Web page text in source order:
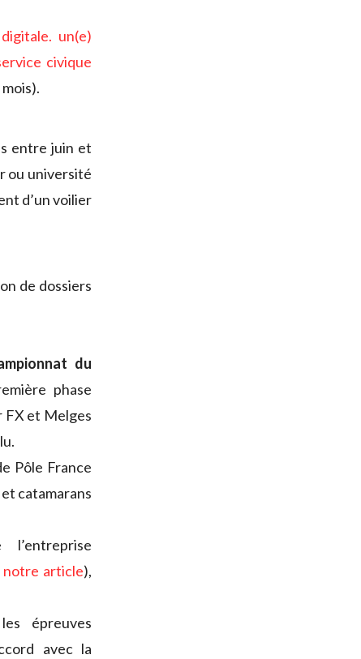
. un(e)
civique
entre juin et
ou université
d’un voilier
de dossiers
du
phase
FX et Melges
Pôle France
catamarans
notre article),
épreuves
avec la